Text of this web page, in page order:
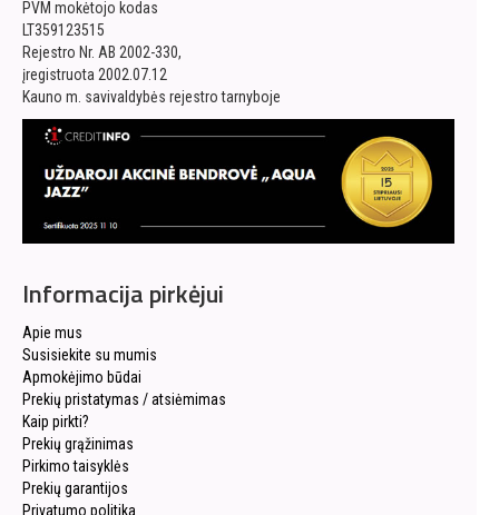
PVM mokėtojo kodas
LT359123515
Rejestro Nr. AB 2002-330,
įregistruota 2002.07.12
Kauno m. savivaldybės rejestro tarnyboje
Informacija pirkėjui
Apie mus
Susisiekite su mumis
Apmokėjimo būdai
Prekių pristatymas / atsiėmimas
Kaip pirkti?
Prekių grąžinimas
Pirkimo taisyklės
Prekių garantijos
Privatumo politika